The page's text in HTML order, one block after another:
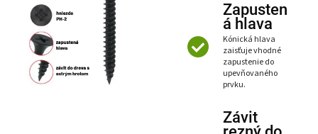
Zapusten
á hlava
Kónická hlava
zaisťuje vhodné
zapustenie do
upevňovaného
prvku.
Závit